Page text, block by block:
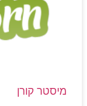
מיסטר קורן